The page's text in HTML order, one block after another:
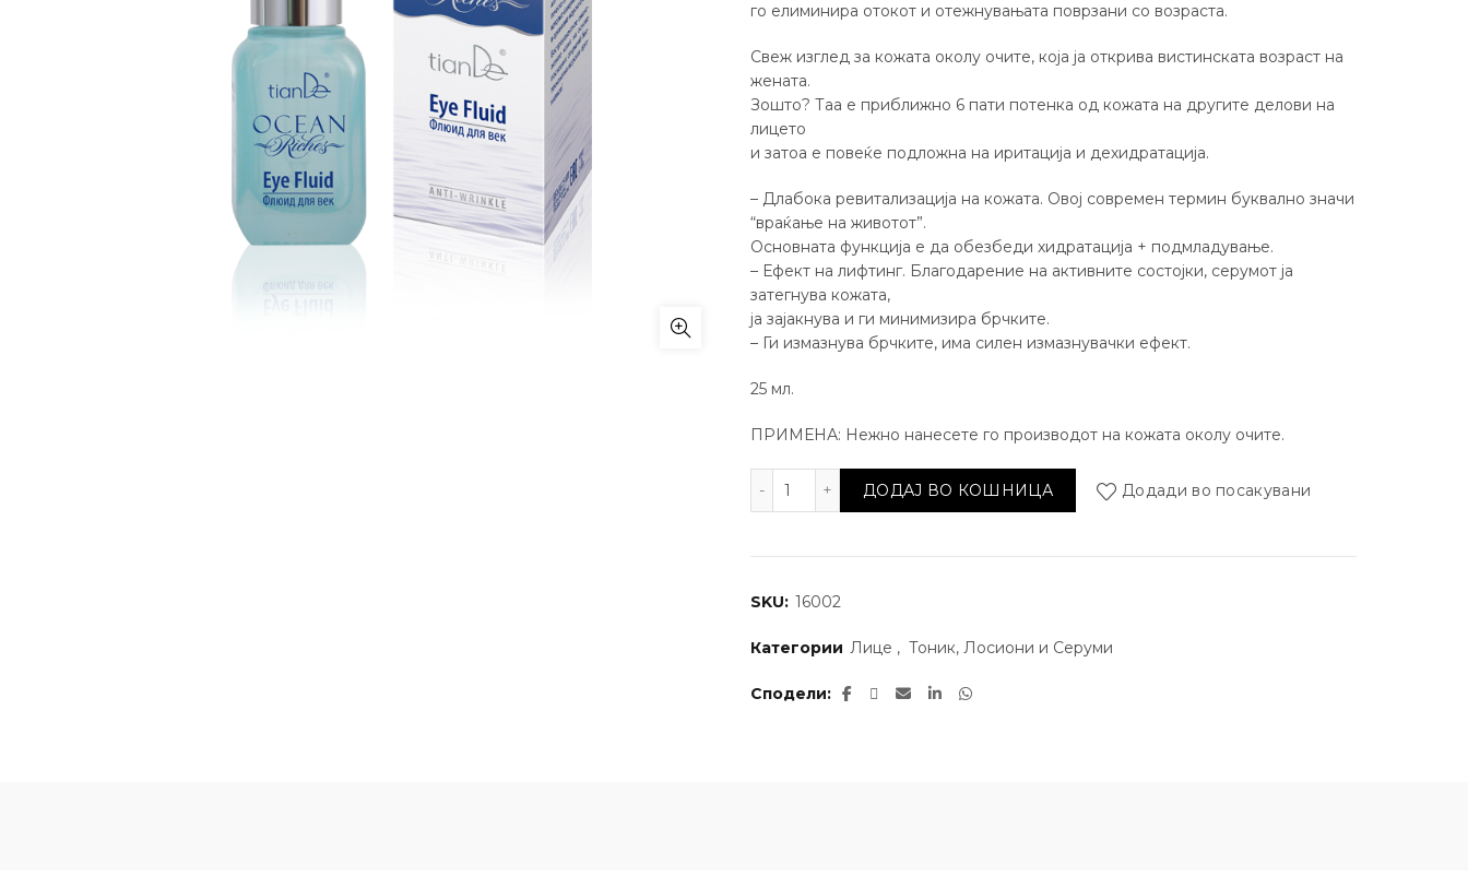
го елиминира отокот и отежнувањата поврзани со возраста.
Свеж изглед за кожата околу очите, која ја открива вистинската возраст на
жената.
Зошто? Таа е приближно 6 пати потенка од кожата на другите делови на
лицето
и затоа е повеќе подложна на иритација и дехидратација.
– Длабока ревитализација на кожата. Овој современ термин буквално значи
“враќање на животот”.
Основната функција е да обезбеди хидратација + подмладување.
– Ефект на лифтинг. Благодарение на активните состојки, серумот ја
затегнува кожата,
ја зајакнува и ги минимизира брчките.
– Ги измазнува брчките, има силен измазнувачки ефект.
25 мл.
ПРИМЕНА: Нежно нанесете го производот на кожата околу очите.
Хијалуронски серум за околу очи количина
ДОДАЈ ВО КОШНИЦА Додади во посакувани
SKU: 16002
Категории Лице , Тоник, Лосиони и Серуми
Сподели